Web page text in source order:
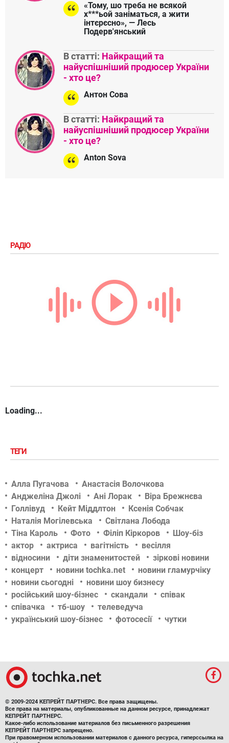
«Тому, шо треба не всякой
х***ьой заніматься, а жити
інтєрєсно», — Лесь
Подерв'янський
В статті: Найкращий та
найуспішніший продюсер України
- хто це?
Антон Сова
В статті: Найкращий та
найуспішніший продюсер України
- хто це?
Anton Sova
РАДІО
Loading...
ТЕГИ
Алла Пугачова
Анастасія Волочкова
Анджеліна Джолі
Ані Лорак
Віра Брежнєва
Голлівуд
Кейт Міддлтон
Ксенія Собчак
Наталія Могілевська
Світлана Лобода
Тіна Кароль
Фото Філіп Кіркоров
Шоу-біз
актор
актриса вагітність
весілля
відносини
діти знаменитостей
зіркові новини
концерт
новини tochka.net
новини гламурчіку
новини сьогодні
новини шоу бизнесу
російський шоу-бізнес
скандали
співак
співачка
тб-шоу
телеведуча
український шоу-бізнес
фотосесії чутки
© 2009-2024 КЕПРЕЙТ ПАРТНЕРС. Все права защищены.
Все права на материалы, опубликованные на данном ресурсе, принадлежат
КЕПРЕЙТ ПАРТНЕРС.
Какое-либо использование материалов без письменного разрешения
КЕПРЕЙТ ПАРТНЕРС запрещено.
При правомерном использовании материалов с данного ресурса, гиперссылка на